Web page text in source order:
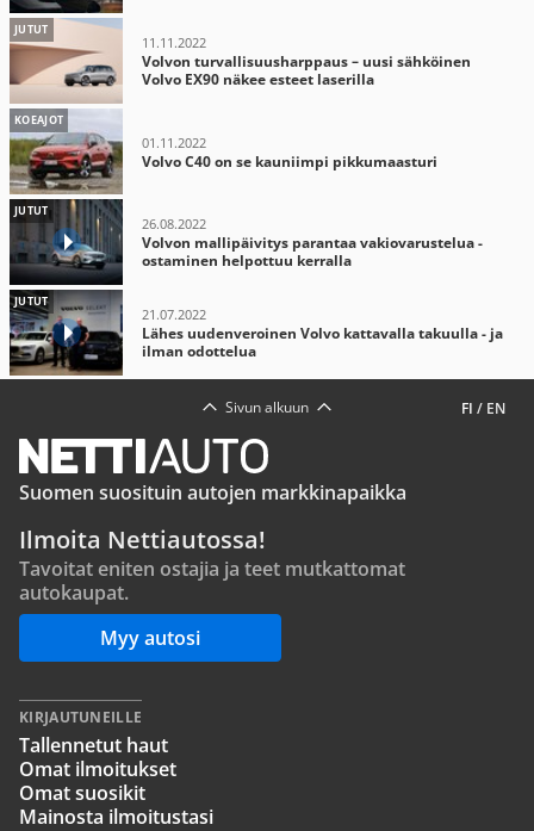
JUTUT
11.11.2022
Volvon turvallisuusharppaus – uusi sähköinen
Volvo EX90 näkee esteet laserilla
KOEAJOT
01.11.2022
Volvo C40 on se kauniimpi pikkumaasturi
JUTUT
26.08.2022
Volvon mallipäivitys parantaa vakiovarustelua -
ostaminen helpottuu kerralla
JUTUT
21.07.2022
Lähes uudenveroinen Volvo kattavalla takuulla - ja
ilman odottelua
FI / EN
Sivun alkuun
Suomen suosituin autojen markkinapaikka
Ilmoita Nettiautossa!
Tavoitat eniten ostajia ja teet mutkattomat
autokaupat.
Myy autosi
KIRJAUTUNEILLE
Tallennetut haut
Omat ilmoitukset
Omat suosikit
Mainosta ilmoitustasi